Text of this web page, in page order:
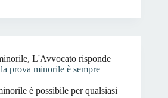
, L'Avvocato risponde
prova minorile è sempre
è possibile per qualsiasi